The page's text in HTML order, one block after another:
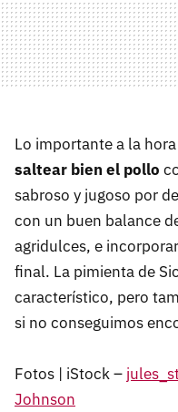
Lo importante a la
saltear bien el pollo
sabroso y jugoso por
con un buen balance
agridulces, e
final. La pimienta de
característico, pero
si no conseguimos
Fotos | iStock –
Johnson